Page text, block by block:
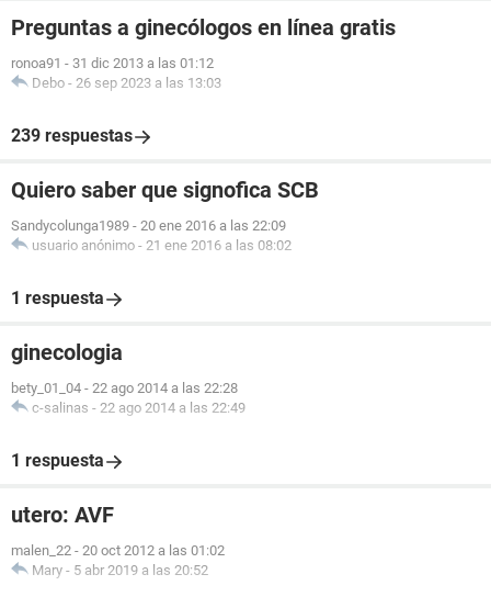
Preguntas a ginecólogos en línea gratis
ronoa91 - 31 dic 2013 a las 01:12
Debo - 26 sep 2023 a las 13:03
239 respuestas
Quiero saber que signofica SCB
Sandycolunga1989 - 20 ene 2016 a las 22:09
usuario anónimo - 21 ene 2016 a las 08:02
1 respuesta
ginecologia
bety_01_04 - 22 ago 2014 a las 22:28
c-salinas - 22 ago 2014 a las 22:49
1 respuesta
utero: AVF
malen_22 - 20 oct 2012 a las 01:02
Mary - 5 abr 2019 a las 20:52